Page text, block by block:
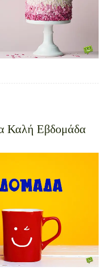
Καλή Εβδομάδα